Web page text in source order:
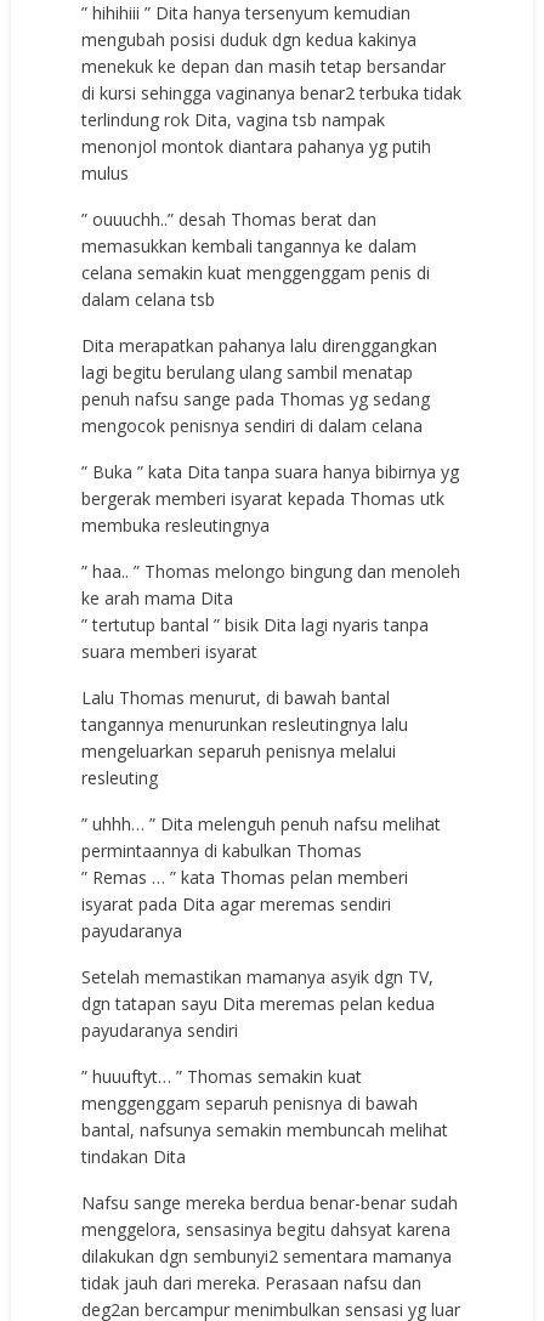
” hihihiii ” Dita hanya tersenyum kemudian
mengubah posisi duduk dgn kedua kakinya
menekuk ke depan dan masih tetap bersandar
di kursi sehingga vaginanya benar2 terbuka tidak
terlindung rok Dita, vagina tsb nampak
menonjol montok diantara pahanya yg putih
mulus
” ouuuchh..” desah Thomas berat dan
memasukkan kembali tangannya ke dalam
celana semakin kuat menggenggam penis di
dalam celana tsb
Dita merapatkan pahanya lalu direnggangkan
lagi begitu berulang ulang sambil menatap
penuh nafsu sange pada Thomas yg sedang
mengocok penisnya sendiri di dalam celana
” Buka ” kata Dita tanpa suara hanya bibirnya yg
bergerak memberi isyarat kepada Thomas utk
membuka resleutingnya
” haa.. ” Thomas melongo bingung dan menoleh
ke arah mama Dita
” tertutup bantal ” bisik Dita lagi nyaris tanpa
suara memberi isyarat
Lalu Thomas menurut, di bawah bantal
tangannya menurunkan resleutingnya lalu
mengeluarkan separuh penisnya melalui
resleuting
” uhhh… ” Dita melenguh penuh nafsu melihat
permintaannya di kabulkan Thomas
” Remas … ” kata Thomas pelan memberi
isyarat pada Dita agar meremas sendiri
payudaranya
Setelah memastikan mamanya asyik dgn TV,
dgn tatapan sayu Dita meremas pelan kedua
payudaranya sendiri
” huuuftyt… ” Thomas semakin kuat
menggenggam separuh penisnya di bawah
bantal, nafsunya semakin membuncah melihat
tindakan Dita
Nafsu sange mereka berdua benar-benar sudah
menggelora, sensasinya begitu dahsyat karena
dilakukan dgn sembunyi2 sementara mamanya
tidak jauh dari mereka. Perasaan nafsu dan
deg2an bercampur menimbulkan sensasi yg luar